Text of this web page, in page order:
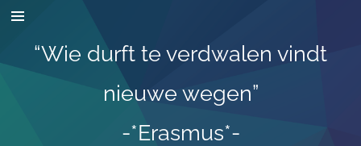
Ga
de
“Wie durft te verdwalen vindt
nieuwe wegen”
-*Erasmus*-